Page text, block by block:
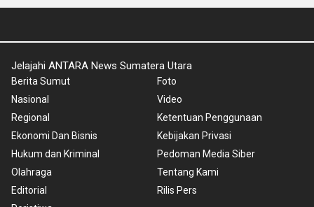
Jelajahi ANTARA News Sumatera Utara
Berita Sumut
Nasional
Regional
Ekonomi Dan Bisnis
Hukum dan Kriminal
Olahraga
Editorial
Foto
Video
Ketentuan Penggunaan
Kebijakan Privasi
Pedoman Media Siber
Tentang Kami
Rilis Pers